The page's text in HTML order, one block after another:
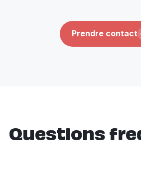
Prendre contact
Questions